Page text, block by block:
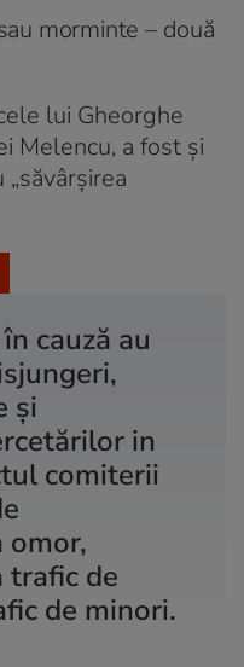
morminte – două
lui Gheorghe
Melencu, a fost și
cauză au
și
in
comiterii
omor,
trafic de
de minori.